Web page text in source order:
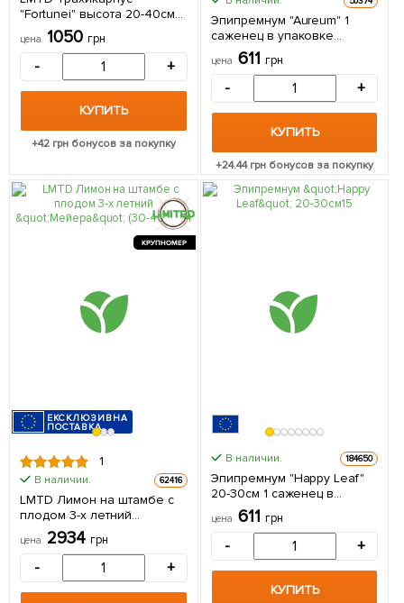
"Fortunei" высота 20-40см
из Нидерландов 1 саженец
в упаковке (комнатный)
цена 1050 грн
- +
КУПИТЬ
+42 грн бонусов за покупку
Эпипремнум "Aureum" 1
саженец в упаковке
(комнатный) Нидерланды
цена 611 грн
- +
КУПИТЬ
+24.44грн бонусов за покупку
КРУПНОМЕР
ЕКСКЛЮЗИВНА
ПОСТАВКА
1
В наличии. 62416
LMTD Лимон на штамбе с
плодом 3-х летний
"Мейера" (30-40см) из
Нидерландов 1 саженец в
цена 2934 грн
- +
В наличии. 184650
Эпипремнум "Happy Leaf"
20-30см 1 саженец в
упаковке (комнатный)
Нидерланды
цена 611 грн
- +
КУПИТЬ